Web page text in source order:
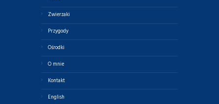
Zwierzaki
Przygody
Ośrodki
O mnie
Kontakt
English